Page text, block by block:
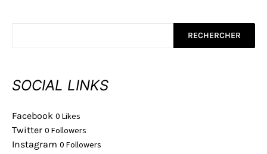
RECHERCHER
SOCIAL LINKS
Facebook 0 Likes
Twitter 0 Followers
Instagram 0 Followers